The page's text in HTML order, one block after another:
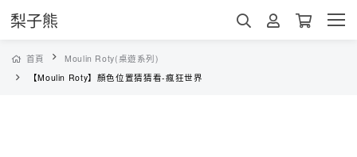
梨子熊
首頁
Moulin Roty(桌遊系列)
【Moulin Roty】顏色位置猜猜看-瘋狂世界